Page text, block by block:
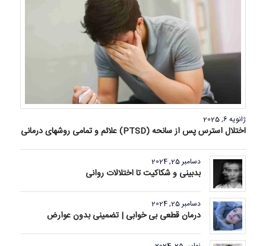
ژانویه 6, 2025
اختلال استرس پس از سانحه (PTSD) علائم و تمامی روشهای درمانی
دسامبر 25, 2024
بدبینی و شکاکیت تا اختلالات روانی
دسامبر 25, 2024
درمان قطعی بی خوابی | تضمینی بدون عوارض